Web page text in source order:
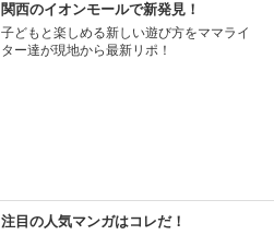
関西のイオンモールで新発見！
子どもと楽しめる新しい遊び方をママライ
ター達が現地から最新リポ！
注目の人気マンガはコレだ！